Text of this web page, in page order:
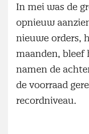
In mei was de
opnieuw
nieuwe orders,
maanden, bleef
namen de
de voorraad
recordniveau.